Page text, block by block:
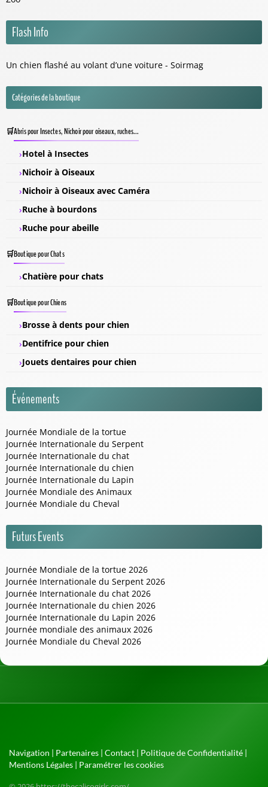
Flash Info
Un chien flashé au volant d’une voiture - Soirmag
Catégories de la boutique
Abris pour Insectes, Nichoir pour oiseaux, ruches...
Hotel à Insectes
Nichoir à Oiseaux
Nichoir à Oiseaux avec Caméra
Ruche à bourdons
Ruche pour abeille
Boutique pour Chats
Chatière pour chats
Boutique pour Chiens
Brosse à dents pour chien
Dentifrice pour chien
Jouets dentaires pour chien
Événements
Journée Mondiale de la tortue
Journée Internationale du Serpent
Journée Internationale du chat
Journée Internationale du chien
Journée Internationale du Lapin
Journée Mondiale des Animaux
Journée Mondiale du Cheval
Futurs Events
Journée Mondiale de la tortue 2026
Journée Internationale du Serpent 2026
Journée Internationale du chat 2026
Journée Internationale du chien 2026
Journée Internationale du Lapin 2026
Journée mondiale des animaux 2026
Journée Mondiale du Cheval 2026
Navigation | Partenaires | Contact | Politique de Confidentialité |
Mentions Légales | Paramétrer les cookies